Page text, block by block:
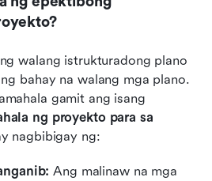
walang istrukturadong plano
bahay na walang mga plano.
ng proyekto para sa
nagbibigay ng:
Ang malinaw na mga